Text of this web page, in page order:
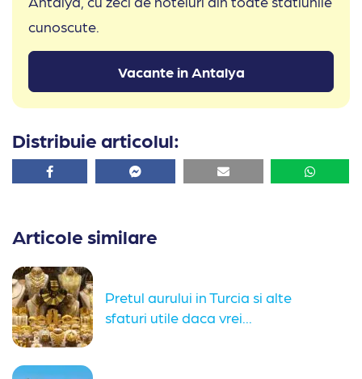
cunoscute.
Vacante in Antalya
Distribuie articolul:
Facebook Facebook Email
Articole similare
Pretul aurului in Turcia si alte
sfaturi utile daca vrei...